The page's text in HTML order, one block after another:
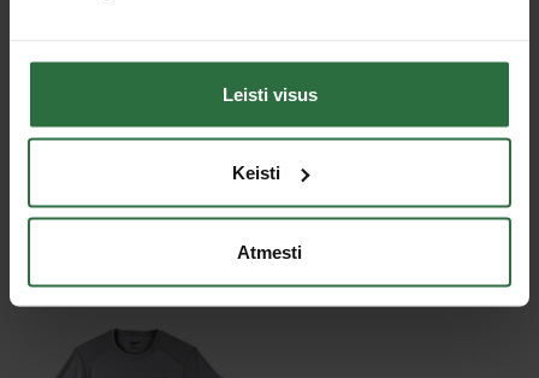
Leisti visus
Keisti
Atmesti
Jus dominančios panašios prekės
Nepavyko užkrauti prekių sąrašo.